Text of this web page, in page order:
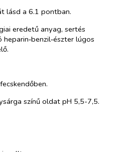
lásd a 6.1 pontban.
eredetű anyag, sertés
lúgos
színű oldat pH 5,5-7,5.